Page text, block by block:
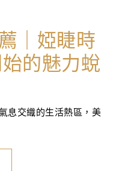
｜婭睫時
的魅力蛻